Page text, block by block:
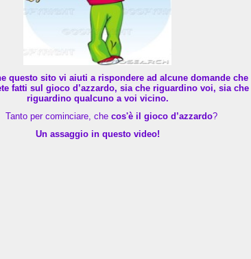
questo sito vi aiuti a rispondere ad alcune domande che
fatti sul gioco d’azzardo, sia che riguardino voi, sia che
riguardino qualcuno a voi vicino.
Tanto per cominciare, che cos'è il gioco d’azzardo?
Un assaggio in questo video!